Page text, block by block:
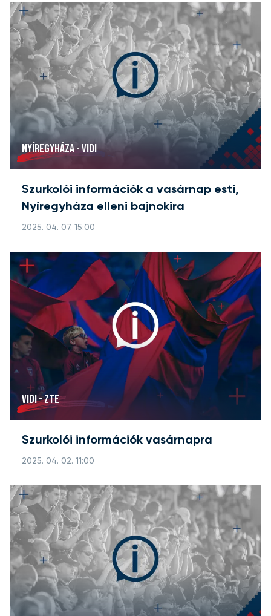
NYÍREGYHÁZA - VIDI
Szurkolói információk a vasárnap esti,
Nyíregyháza elleni bajnokira
2025. 04. 07. 15:00
VIDI - ZTE
Szurkolói információk vasárnapra
2025. 04. 02. 11:00